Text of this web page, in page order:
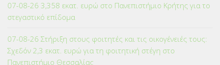
07-08-26 3,358 εκατ. ευρώ στο Πανεπιστήμιο Κρήτης για το
στεγαστικό επίδομα
07-08-26 Στήριξη στους φοιτητές και τις οικογένειές τους:
Σχεδόν 2,3 εκατ. ευρώ για τη φοιτητική στέγη στο
Πανεπιστήμιο Θεσσαλίας